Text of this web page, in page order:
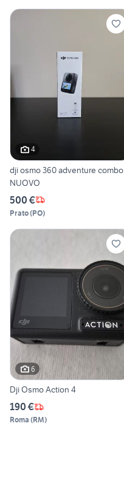
4
dji osmo 360 adventure combo
NUOVO
500 €
Prato(PO)
6
Dji Osmo Action 4
190 €
Roma (RM)